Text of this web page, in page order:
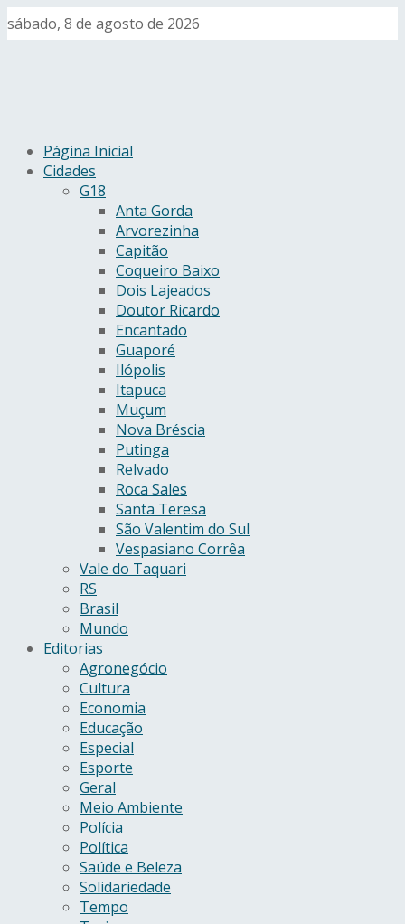
sábado, 8 de agosto de 2026
Página Inicial
Cidades
G18
Anta Gorda
Arvorezinha
Capitão
Coqueiro Baixo
Dois Lajeados
Doutor Ricardo
Encantado
Guaporé
Ilópolis
Itapuca
Muçum
Nova Bréscia
Putinga
Relvado
Roca Sales
Santa Teresa
São Valentim do Sul
Vespasiano Corrêa
Vale do Taquari
RS
Brasil
Mundo
Editorias
Agronegócio
Cultura
Economia
Educação
Especial
Esporte
Geral
Meio Ambiente
Polícia
Política
Saúde e Beleza
Solidariedade
Tempo